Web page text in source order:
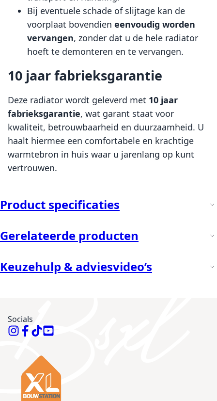
Bij eventuele schade of slijtage kan de
voorplaat bovendien eenvoudig worden
vervangen, zonder dat u de hele radiator
hoeft te demonteren en te vervangen.
10 jaar fabrieksgarantie
Deze radiator wordt geleverd met 10 jaar
fabrieksgarantie, wat garant staat voor
kwaliteit, betrouwbaarheid en duurzaamheid. U
haalt hiermee een comfortabele en krachtige
warmtebron in huis waar u jarenlang op kunt
vertrouwen.
Product specificaties
Gerelateerde producten
Keuzehulp & adviesvideo’s
Socials